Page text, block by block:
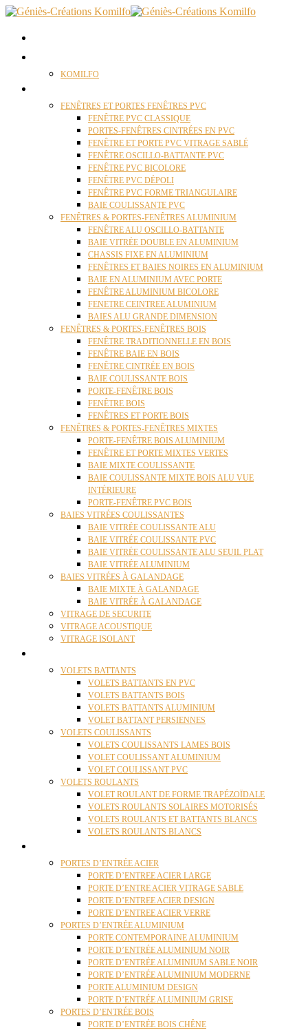
KOMILFO
FENÊTRES ET PORTES FENÊTRES PVC
FENÊTRE PVC CLASSIQUE
PORTES-FENÊTRES CINTRÉES EN PVC
FENÊTRE ET PORTE PVC VITRAGE SABLÉ
FENÊTRE OSCILLO-BATTANTE PVC
FENÊTRE PVC BICOLORE
FENÊTRE PVC DÉPOLI
FENÊTRE PVC FORME TRIANGULAIRE
BAIE COULISSANTE PVC
FENÊTRES & PORTES-FENÊTRES ALUMINIUM
FENÊTRE ALU OSCILLO-BATTANTE
BAIE VITRÉE DOUBLE EN ALUMINIUM
CHASSIS FIXE EN ALUMINIUM
FENÊTRES ET BAIES NOIRES EN ALUMINIUM
BAIE EN ALUMINIUM AVEC PORTE
FENÊTRE ALUMINIUM BICOLORE
FENETRE CEINTREE ALUMINIUM
BAIES ALU GRANDE DIMENSION
FENÊTRES & PORTES-FENÊTRES BOIS
FENÊTRE TRADITIONNELLE EN BOIS
FENÊTRE BAIE EN BOIS
FENÊTRE CINTRÉE EN BOIS
BAIE COULISSANTE BOIS
PORTE-FENÊTRE BOIS
FENÊTRE BOIS
FENÊTRES ET PORTE BOIS
FENÊTRES & PORTES-FENÊTRES MIXTES
PORTE-FENÊTRE BOIS ALUMINIUM
FENÊTRE ET PORTE MIXTES VERTES
BAIE MIXTE COULISSANTE
BAIE COULISSANTE MIXTE BOIS ALU VUE
INTÉRIEURE
PORTE-FENÊTRE PVC BOIS
BAIES VITRÉES COULISSANTES
BAIE VITRÉE COULISSANTE ALU
BAIE VITRÉE COULISSANTE PVC
BAIE VITRÉE COULISSANTE ALU SEUIL PLAT
BAIE VITRÉE ALUMINIUM
BAIES VITRÉES À GALANDAGE
BAIE MIXTE À GALANDAGE
BAIE VITRÉE À GALANDAGE
VITRAGE DE SECURITE
VITRAGE ACOUSTIQUE
VITRAGE ISOLANT
VOLETS BATTANTS
VOLETS BATTANTS EN PVC
VOLETS BATTANTS BOIS
VOLETS BATTANTS ALUMINIUM
VOLET BATTANT PERSIENNES
VOLETS COULISSANTS
VOLETS COULISSANTS LAMES BOIS
VOLET COULISSANT ALUMINIUM
VOLET COULISSANT PVC
VOLETS ROULANTS
VOLET ROULANT DE FORME TRAPÉZOÏDALE
VOLETS ROULANTS SOLAIRES MOTORISÉS
VOLETS ROULANTS ET BATTANTS BLANCS
VOLETS ROULANTS BLANCS
PORTES D’ENTRÉE ACIER
PORTE D’ENTREE ACIER LARGE
PORTE D’ENTRE ACIER VITRAGE SABLE
PORTE D’ENTREE ACIER DESIGN
PORTE D’ENTREE ACIER VERRE
PORTES D’ENTRÉE ALUMINIUM
PORTE CONTEMPORAINE ALUMINIUM
PORTE D’ENTRÉE ALUMINIUM NOIR
PORTE D’ENTRÉE ALUMINIUM SABLE NOIR
PORTE D’ENTRÉE ALUMINIUM MODERNE
PORTE ALUMINIUM DESIGN
PORTE D’ENTRÉE ALUMINIUM GRISE
PORTES D’ENTRÉE BOIS
PORTE D’ENTRÉE BOIS CHÊNE